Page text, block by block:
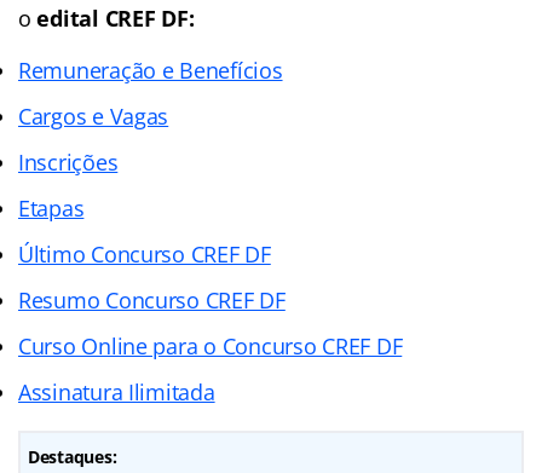
oedital CREF DF:
Remuneração e Benefícios
Cargos e Vagas
Inscrições
Etapas
Último Concurso CREF DF
Resumo Concurso CREF DF
Curso Online para o Concurso CREF DF
Assinatura Ilimitada
Destaques: